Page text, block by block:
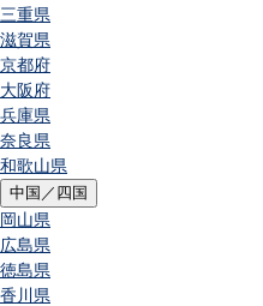
三重県
滋賀県
京都府
大阪府
兵庫県
奈良県
和歌山県
中国／四国
岡山県
広島県
徳島県
香川県